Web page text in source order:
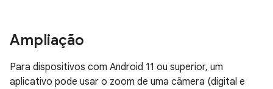
Ampliação
Para dispositivos com Android 11 ou superior, um
aplicativo pode usar o zoom de uma câmera (digital e